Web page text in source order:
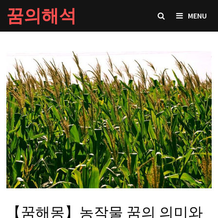
Skip
to
content
꿈의해석 MENU
【꿈해몽】농작물 꿈의 의미와